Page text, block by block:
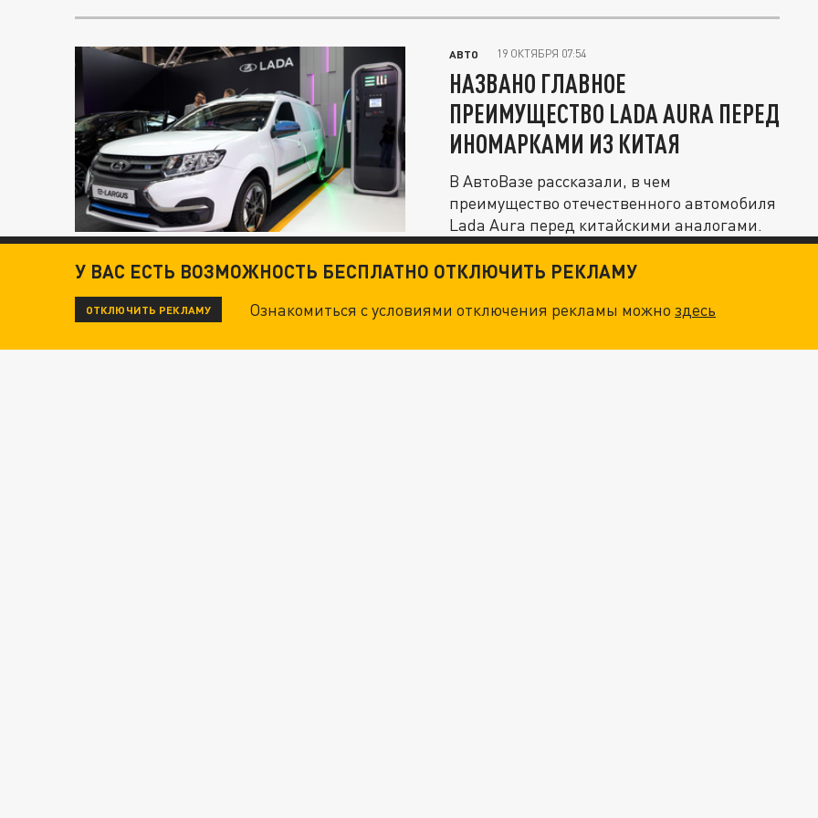
АВТО 19 ОКТЯБРЯ 07:54
НАЗВАНО ГЛАВНОЕ
ПРЕИМУЩЕСТВО LADA AURA ПЕРЕД
ИНОМАРКАМИ ИЗ КИТАЯ
В АвтоВазе рассказали, в чем
преимущество отечественного автомобиля
Lada Aura перед китайскими аналогами.
У ВАС ЕСТЬ ВОЗМОЖНОСТЬ БЕСПЛАТНО ОТКЛЮЧИТЬ РЕКЛАМУ
ОТКЛЮЧИТЬ РЕКЛАМУ Ознакомиться с условиями отключения рекламы можноздесь